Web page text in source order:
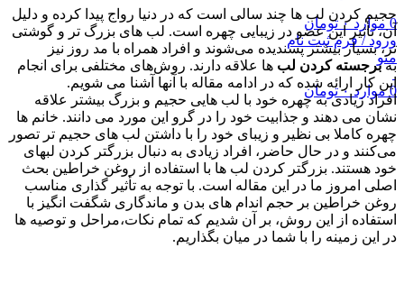
0 موارد ۰ تومان
ورود / فرم ثبت نام
منو
0 موارد ۰ تومان
حجیم کردن لب ها چند سالی است که در دنیا رواج پیدا کرده و دلیل
آن، تأثیر این عضو در زیبایی چهره است. لب های بزرگ تر و گوشتی
تر، بسیار بیشتر پسندیده می‌شوند و افراد همراه با مد روز نیز
بهبرجسته کردن لب ها علاقه دارند. روش‌های مختلفی برای انجام
این کار ارائه شده که در ادامه مقاله با آنها آشنا می شویم.
افراد زیادی به چهره خود با لب هایی حجیم و بزرگ بیشتر علاقه
نشان می دهند و جذابیت خود را در گرو این مورد می دانند. خانم ها
چهره کاملا بی نظیر و زیبای خود را با داشتن لب های حجیم تر تصور
می‌کنند و در حال حاضر، افراد زیادی به دنبال بزرگتر کردن لبهای
خود هستند. بزرگتر کردن لب ها با استفاده از روغن خراطین بحث
اصلی امروز ما در این مقاله است. با توجه به تأثیر گذاری مناسب
روغن خراطین بر حجم اندام های بدن و ماندگاری شگفت انگیز با
استفاده از این روش، بر آن شدیم که تمام نکات،مراحل و توصیه ها
در این زمینه را با شما در میان بگذاریم.